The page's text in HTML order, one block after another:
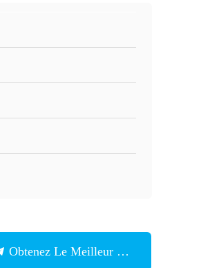
Obtenez Le Meilleur Prix